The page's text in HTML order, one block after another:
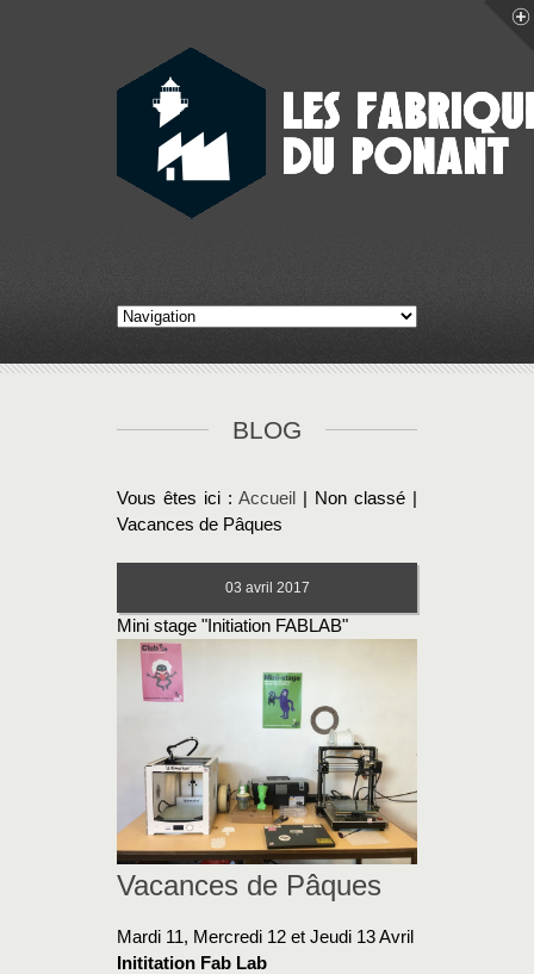
BLOG
Vous êtes ici : Accueil
| Non classé |
Vacances de Pâques
03 avril 2017
Mini stage "Initiation FABLAB"
Vacances de Pâques
Mardi 11, Mercredi 12 et Jeudi 13 Avril
Inititation Fab Lab